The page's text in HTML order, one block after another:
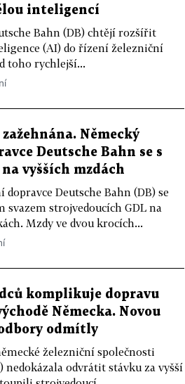
inteligencí
Bahn (DB) chtějí rozšířit
(AI) do řízení železniční
toho rychlejší...
Německý
Deutsche Bahn se s
vyšších mzdách
Deutsche Bahn (DB) se
svazem strojvedoucích GDL na
Mzdy ve dvou krocích...
komplikuje dopravu
Německa. Novou
odmítly
železniční společnosti
nedokázala odvrátit stávku za vyšší